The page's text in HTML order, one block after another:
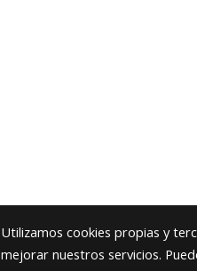
Utilizamos cookies propias y
mejorar nuestros servicios.